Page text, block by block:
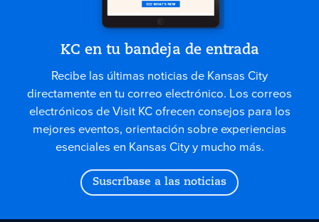
KC en tu bandeja de entrada
Recibe las últimas noticias de Kansas City
directamente en tu correo electrónico. Los correos
electrónicos de Visit KC ofrecen consejos para los
mejores eventos, orientación sobre experiencias
esenciales en Kansas City y mucho más.
Suscríbase a las noticias